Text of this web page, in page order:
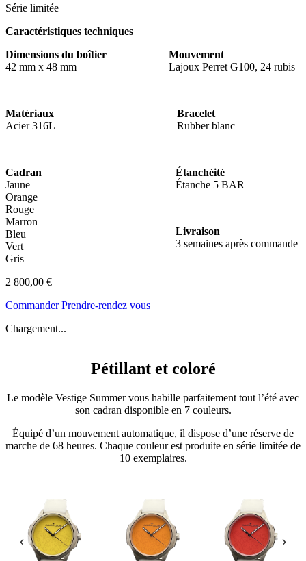
Série limitée
Caractéristiques techniques
Dimensions du boîtier
42 mm x 48 mm
Mouvement
Lajoux Perret G100, 24 rubis ‎‎ ‎
Matériaux
Acier 316L
Bracelet
Rubber blanc ‎‎ ‎ ‎ ‎‎ ‎ ‎ ‎ ‎‎ ‎ ‎ ‎ ‎‎ ‎ ‎ ‎‎ ‎ ‎ ‎ ‎‎ ‎ ‎ ‎ ‎ ‎‎
Cadran
Jaune
Orange
Rouge
Marron
Bleu
Vert
Gris
Étanchéité
Étanche 5 BAR
Livraison
3 semaines après commande ‎
2 800,00 €
Commander Prendre-rendez vous
Chargement...
Pétillant et coloré
Le modèle Vestige Summer vous habille parfaitement tout l’été avec
son cadran disponible en 7 couleurs.
Équipé d’un mouvement automatique, il dispose d’une réserve de
marche de 68 heures. Chaque couleur est produite en série limitée de
10 exemplaires.
‹ ›